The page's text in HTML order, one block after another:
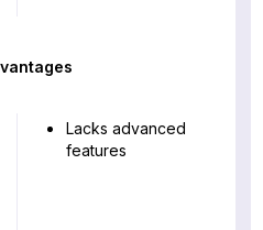
Lacks advanced
features